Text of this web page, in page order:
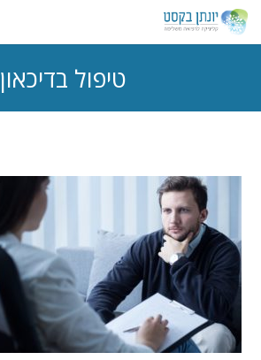
טיפולים נוספים
רפואה משלימה
מאמרים
צור קשר
טיפול בדיכאון